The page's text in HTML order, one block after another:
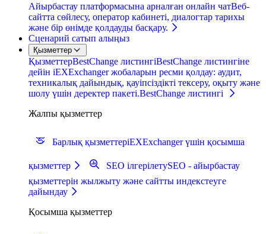
Айырбастау платформасына арналған онлайн чатВеб-
сайтта сөйлесу, оператор кабинеті, диалогтар тарихы
және бір өнімде қолдауды басқару.
Сценарий сатып алыңыз
Қызметтер
ҚызметтерBestChange листингіBestChange листингіне
дейін iEXExchanger жобаларын ресми қолдау: аудит,
техникалық дайындық, қауіпсіздікті тексеру, оқыту және
шолу үшін деректер пакеті.BestChange листингі
Жалпы қызметтер
Барлық қызметтерiEXExchanger үшін қосымша
қызметтер SEO ілгерілетуSEO - айырбастау
қызметтерін жылжыту және сайтты индекстеуге
дайындау
Қосымша қызметтер